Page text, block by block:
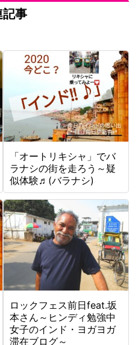
記事
「オートリキシャ」でバ
ラナシの街を走ろう～疑
似体験♬(バラナシ)
ロックフェス前日feat.坂
本さん～ヒンディ勉強中
女子のインド・ヨガヨガ
滞在ブログ～